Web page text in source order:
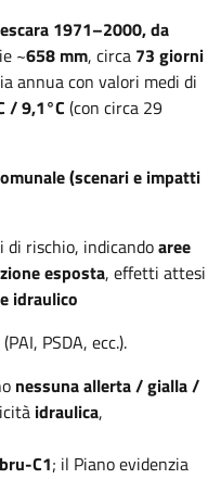
1971–2000, da
~658 mm, circa 73 giorni
annua con valori medi di
/ 9,1°C (con circa 29
(scenari e impatti
di rischio, indicandoaree
esposta, effetti attesi
idraulico
PSDA, ecc.).
nessuna allerta / gialla /
idraulica,
C1; il Piano evidenzia